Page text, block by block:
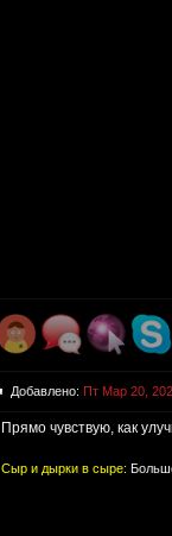
Добавлено: Пт Мар 20,
Прямо чувствую, как
Сыр и дырки в сыре: